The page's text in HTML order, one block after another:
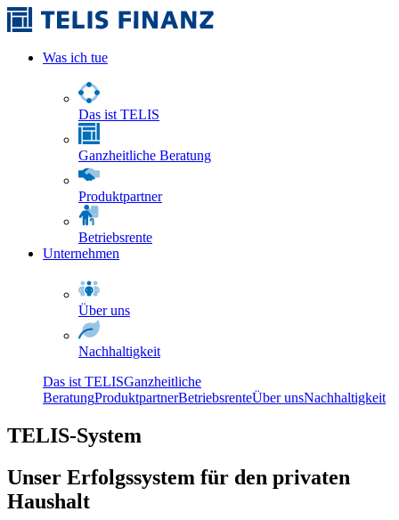
Was ich tue
Das ist TELIS
Ganzheitliche Beratung
Produktpartner
Betriebsrente
Unternehmen
Über uns
Nachhaltigkeit
Das ist TELISGanzheitliche
BeratungProduktpartnerBetriebsrenteÜber unsNachhaltigkeit
TELIS-System
Unser Erfolgssystem für den privaten
Haushalt